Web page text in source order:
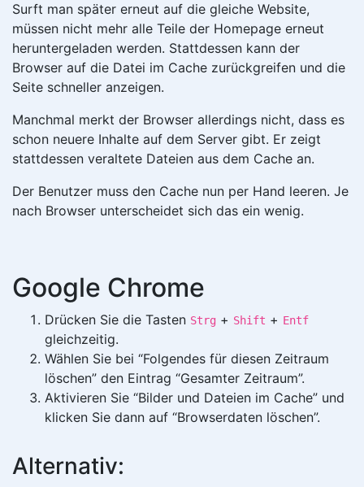
Surft man später erneut auf die gleiche Website,
müssen nicht mehr alle Teile der Homepage erneut
heruntergeladen werden. Stattdessen kann der
Browser auf die Datei im Cache zurückgreifen und die
Seite schneller anzeigen.
Manchmal merkt der Browser allerdings nicht, dass es
schon neuere Inhalte auf dem Server gibt. Er zeigt
stattdessen veraltete Dateien aus dem Cache an.
Der Benutzer muss den Cache nun per Hand leeren. Je
nach Browser unterscheidet sich das ein wenig.
Google Chrome
Drücken Sie die Tasten Strg + Shift + Entf
gleichzeitig.
Wählen Sie bei “Folgendes für diesen Zeitraum
löschen” den Eintrag “Gesamter Zeitraum”.
Aktivieren Sie “Bilder und Dateien im Cache” und
klicken Sie dann auf “Browserdaten löschen”.
Alternativ: